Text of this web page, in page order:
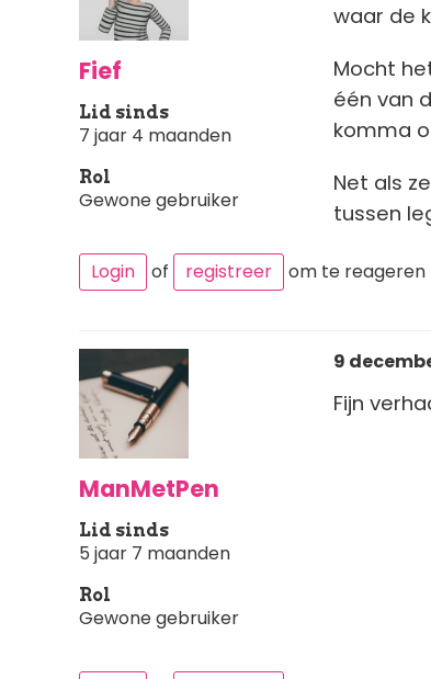
Fief
Lid sinds
7 jaar 4 maanden
Rol
Gewone gebruiker
waar de
Mocht
één van
komma
Net als
tussen
Login of registreer om te reageren
ManMetPen
Lid sinds
5 jaar 7 maanden
Rol
Gewone gebruiker
9
Fijn